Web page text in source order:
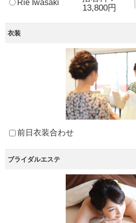
Rie Iwasaki
13,800円
衣装
前日衣装合わせ
ブライダルエステ